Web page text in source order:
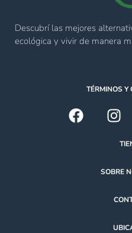
Descubrí las mejores
ecológica y vivir de manera
TÉRMINOS Y
SOBRE